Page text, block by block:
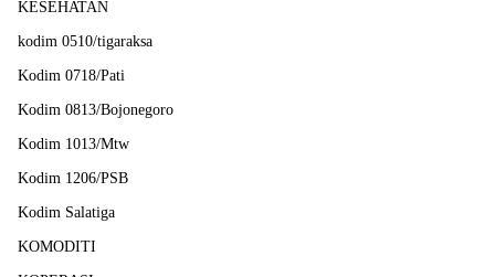
KESEHATAN
kodim 0510/tigaraksa
Kodim 0718/Pati
Kodim 0813/Bojonegoro
Kodim 1013/Mtw
Kodim 1206/PSB
Kodim Salatiga
KOMODITI